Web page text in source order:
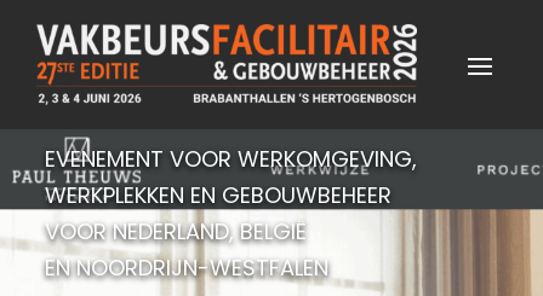
EVENEMENT VOOR WERKOMGEVING,
WERKPLEKKEN EN GEBOUWBEHEER
VOOR NEDERLAND, BELGIË
EN NOORDRIJN-WESTFALEN